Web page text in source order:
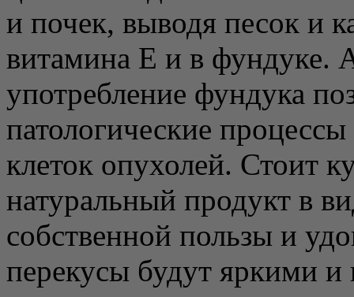
и почек, выводя песок и
витамина Е и в фундуке.
употребление фундука
патологические
клеток опухолей. Стоит
натуральный продукт в
собственной пользы и
перекусы будут яркими